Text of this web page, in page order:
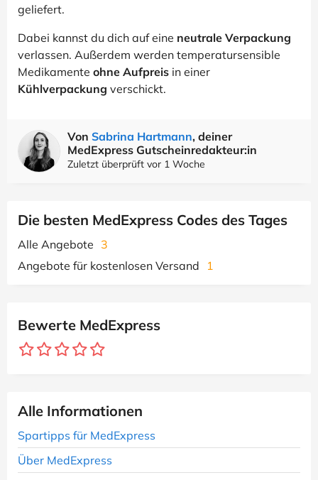
geliefert.
Dabei kannst du dich auf eine neutrale Verpackung
verlassen. Außerdem werden temperatursensible
Medikamente ohne Aufpreis in einer
Kühlverpackung verschickt.
Von Sabrina Hartmann, deiner
MedExpress Gutscheinredakteur:in
Zuletzt überprüft vor 1 Woche
Die besten MedExpress Codes des Tages
Alle Angebote 3
Angebote für kostenlosen Versand
1
Bewerte MedExpress
Alle Informationen
Spartipps für MedExpress
Über MedExpress